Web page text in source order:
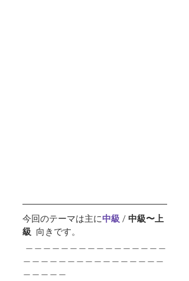
今回のテーマは主に中級 / 中級〜上
級 向きです。